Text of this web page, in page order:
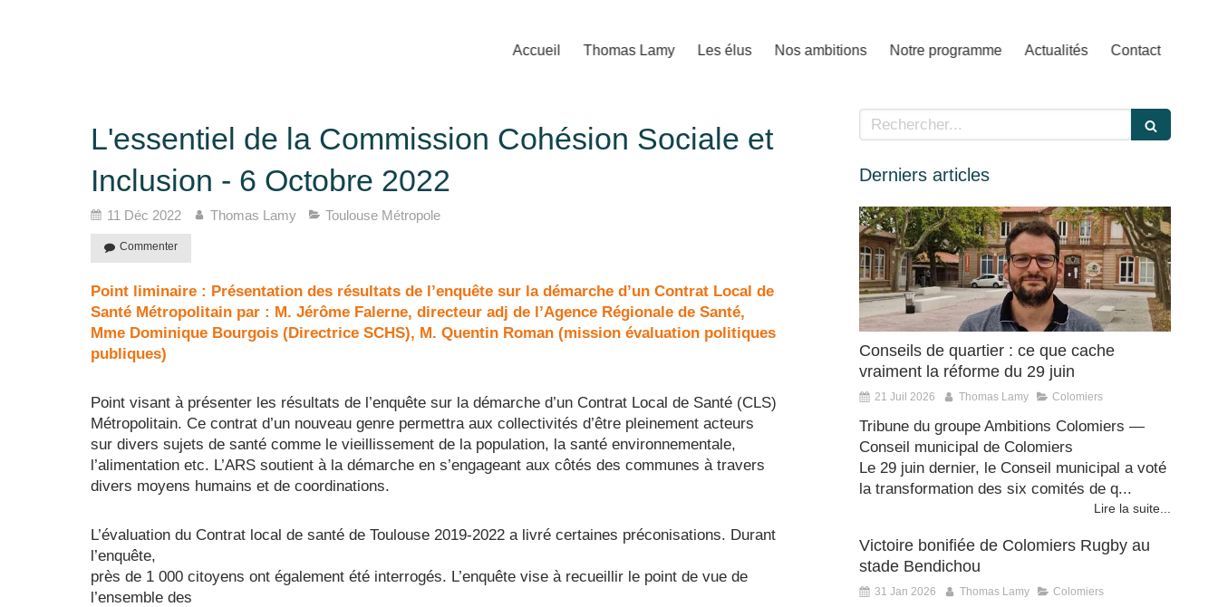
Accueil Thomas Lamy Les élus Nos ambitions Notre programme Actualités Contact
L'essentiel de la Commission Cohésion Sociale et
Inclusion - 6 Octobre 2022
11 Déc 2022 Thomas Lamy Toulouse Métropole
Commenter
Point liminaire : Présentation des résultats de l’enquête sur la démarche d’un Contrat Local de
Santé Métropolitain par : M. Jérôme Falerne, directeur adj de l’Agence Régionale de Santé,
Mme Dominique Bourgois (Directrice SCHS), M. Quentin Roman (mission évaluation politiques
publiques)
Point visant à présenter les résultats de l’enquête sur la démarche d’un Contrat Local de Santé (CLS)
Métropolitain. Ce contrat d’un nouveau genre permettra aux collectivités d’être pleinement acteurs
sur divers sujets de santé comme le vieillissement de la population, la santé environnementale,
l’alimentation etc. L’ARS soutient à la démarche en s’engageant aux côtés des communes à travers
divers moyens humains et de coordinations.
L’évaluation du Contrat local de santé de Toulouse 2019-2022 a livré certaines préconisations. Durant
l’enquête,
près de 1 000 citoyens ont également été interrogés. L’enquête vise à recueillir le point de vue de
l’ensemble des
Rechercher
Derniers articles
Conseils de quartier : ce que cache
vraiment la réforme du 29 juin
21 Juil 2026 Thomas Lamy Colomiers
Tribune du groupe Ambitions Colomiers —
Conseil municipal de Colomiers
Le 29 juin dernier, le Conseil municipal a voté
la transformation des six comités de q...
Lire la suite...
Victoire bonifiée de Colomiers Rugby au
stade Bendichou
31 Jan 2026 Thomas Lamy Colomiers